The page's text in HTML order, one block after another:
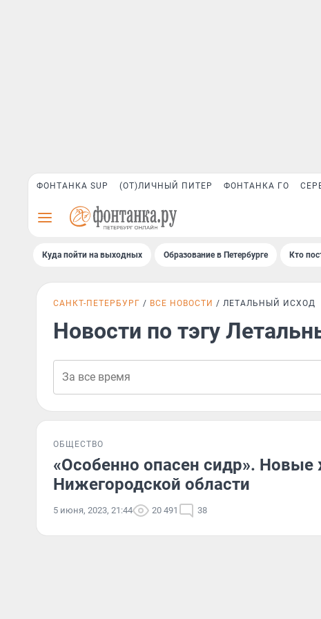
ФОНТАНКА SUP (ОТ)ЛИЧНЫЙ ПИТЕР ФОНТАНКА ГО
Куда пойти на выходных Образование в Петербурге Кто
САНКТ-ПЕТЕРБУРГ ВСЕ НОВОСТИ ЛЕТАЛЬНЫЙ ИСХОД
Новости по тэгу
ОБЩЕСТВО
«Особенно опасен сидр». Новые
Нижегородской области
5 июня, 2023, 21:44 20 491 38